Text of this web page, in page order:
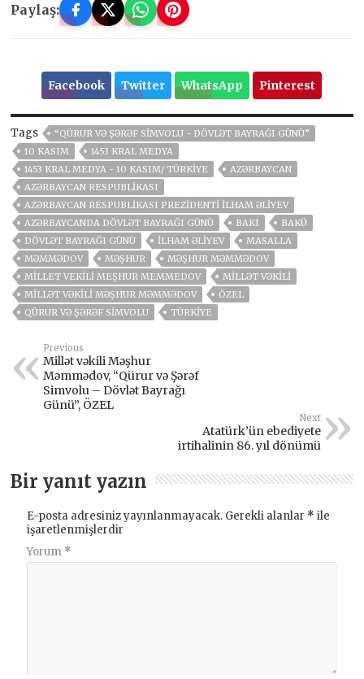
Paylaş:
Facebook Twitter WhatsApp Pinterest
Tags
“QÜRUR VƏ ŞƏRƏF SIMVOLU - DÖVLƏT BAYRAĞI GÜNÜ”
10 KASIM
1453 KRAL MEDYA
1453 KRAL MEDYA - 10 KASIM/ TÜRKIYE
AZƏRBAYCAN
AZƏRBAYCAN RESPUBLIKASI
AZƏRBAYCAN RESPUBLIKASI PREZIDENTI İLHAM ƏLIYEV
AZƏRBAYCANDA DÖVLƏT BAYRAĞI GÜNÜ
BAKI
BAKÜ
DÖVLƏT BAYRAĞI GÜNÜ
İLHAM ƏLIYEV
MASALLA
MƏMMƏDOV
MƏŞHUR
MƏŞHUR MƏMMƏDOV
MILLET VEKILI MEŞHUR MEMMEDOV
MILLƏT VƏKILI
MILLƏT VƏKILI MƏŞHUR MƏMMƏDOV
ÖZEL
QÜRUR VƏ ŞƏRƏF SIMVOLU
TÜRKİYE
Previous
Millət vəkili Məşhur
Məmmədov, “Qürur və Şərəf
Simvolu – Dövlət Bayrağı
Günü”, ÖZEL
Next
Atatürk’ün ebediyete
irtihalinin 86. yıl dönümü
Bir yanıt yazın
E-posta adresiniz yayınlanmayacak. Gerekli alanlar * ile
işaretlenmişlerdir
Yorum *